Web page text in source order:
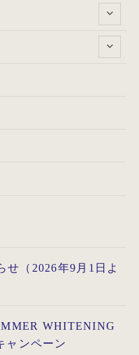
せ（2026年9月1日よ
WHITENING
ャンペーン